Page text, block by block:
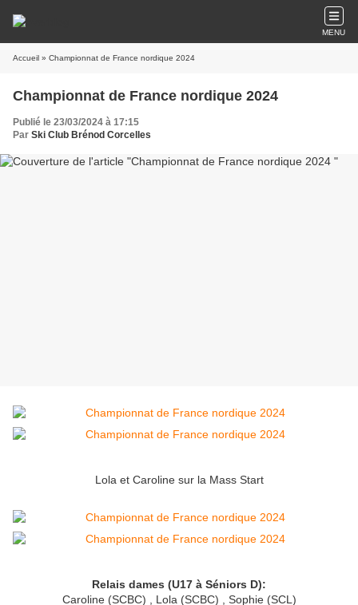
MENU
Accueil » Championnat de France nordique 2024
Championnat de France nordique 2024
Publié le 23/03/2024 à 17:15
Par Ski Club Brénod Corcelles
Lola et Caroline sur la Mass Start
Relais dames (U17 à Séniors D):
Caroline (SCBC) , Lola (SCBC) , Sophie (SCL)